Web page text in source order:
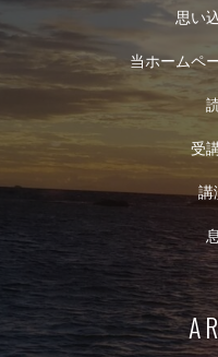
思い
当ホームペ
受
講